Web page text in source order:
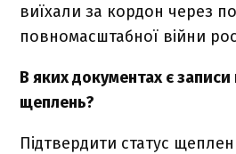
виїхали за кордон через
повномасштабної війни
В яких документах є записи
щеплень?
Підтвердити статус